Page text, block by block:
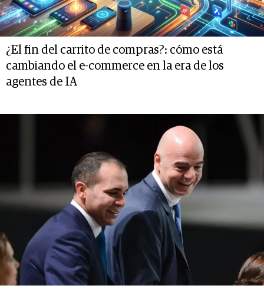
¿El fin del carrito de compras?: cómo está
cambiando el e-commerce en la era de los
agentes de IA